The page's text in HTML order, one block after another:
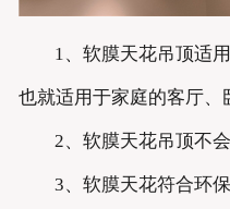
1、软膜天花吊顶适
也就适用于家庭的客厅、
2、软膜天花吊顶不
3、软膜天花符合环